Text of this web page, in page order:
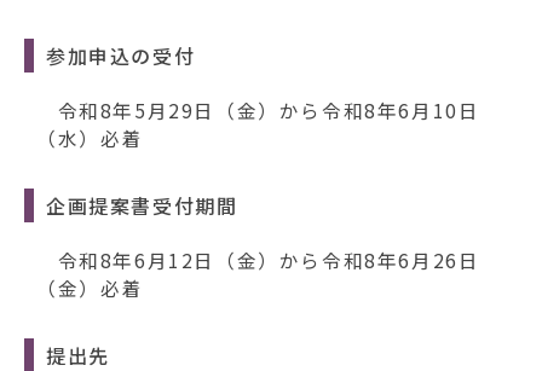
参加申込の受付
令和8年5月29日（金）から令和8年6月10日
（水）必着
企画提案書受付期間
令和8年6月12日（金）から令和8年6月26日
（金）必着
提出先